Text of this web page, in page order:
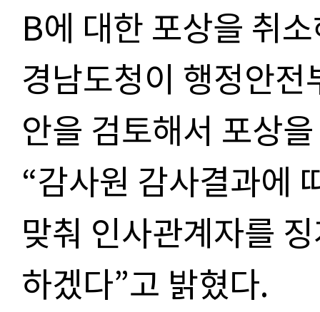
B에 대한 포상을 취
경남도청이 행정안
안을 검토해서 포상
“감사원 감사결과에
맞춰 인사관계자를
하겠다”고 밝혔다.